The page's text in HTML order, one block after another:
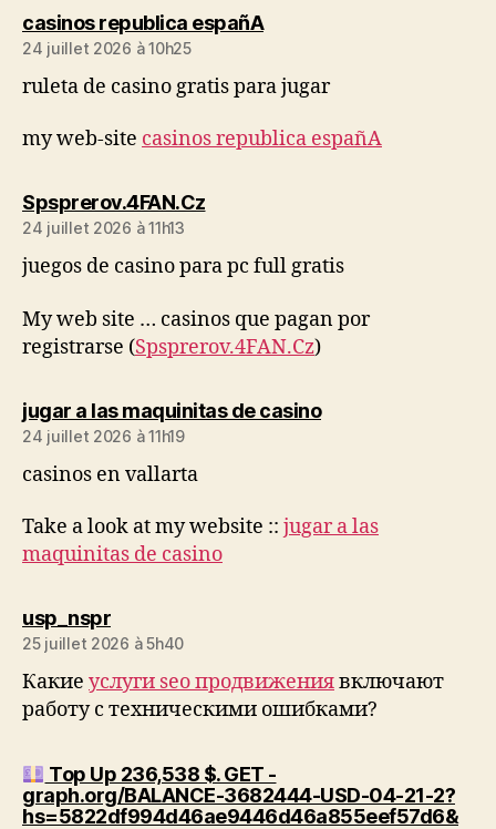
casinos republica españAdit :
24 juillet 2026 à 10h25
ruleta de casino gratis para jugar
my web-site casinos republica españA
Spsprerov.4FAN.Czdit :
24 juillet 2026 à 11h13
juegos de casino para pc full gratis
My web site … casinos que pagan por
registrarse (Spsprerov.4FAN.Cz)
jugar a las maquinitas de casinodit :
24 juillet 2026 à 11h19
casinos en vallarta
Take a look at my website :: jugar a las
maquinitas de casino
usp_nsprdit :
25 juillet 2026 à 5h40
Какие услуги seo продвижениявключают
работу с техническими ошибками?
Top Up 236,538 $. GET -
graph.org/BALANCE-3682444-USD-04-21-2?
hs=5822df994d46ae9446d46a855eef57d6&